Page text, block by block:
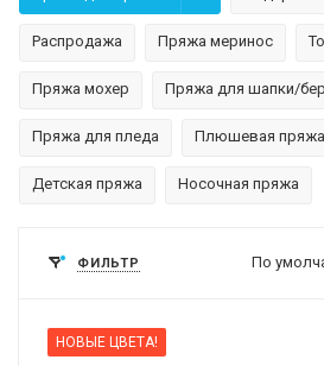
Распродажа Пряжа меринос
Пряжа мохер Пряжа для шапки/
Пряжа для пледа Плюшевая пряжа
Детская пряжа Носочная пряжа
ФИЛЬТР По
НОВЫЕ ЦВЕТА!